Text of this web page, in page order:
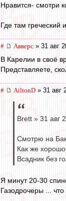
Нравится- смотри
Где там греческий
# Авверс » 31 авг
В Карелии в своё
Представляете,
# AiltonD » 31 авг
Brett » 31 авг
Смотрю на
Как же
Всадник без
Я минут 20-30
Газодрочеры ... что